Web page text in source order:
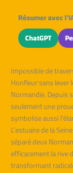
Résumer avec
ChatGPT
Impossible de
Honfleur sans lever
Normandie. Depuis
seulement une
symbolise aussi
L’estuaire de la
séparé deux
efficacement la rive
transformant